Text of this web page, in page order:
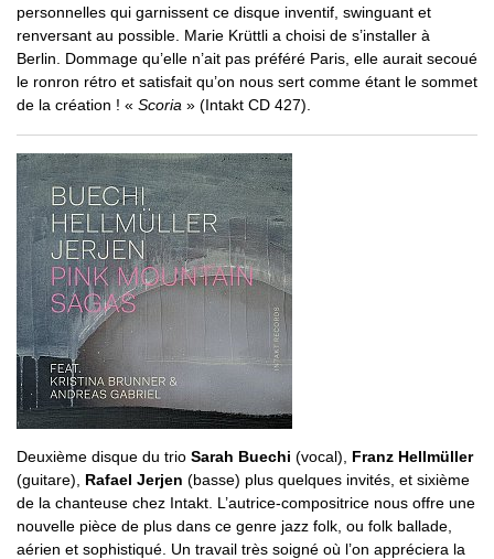
personnelles qui garnissent ce disque inventif, swinguant et
renversant au possible. Marie Krüttli a choisi de s’installer à
Berlin. Dommage qu’elle n’ait pas préféré Paris, elle aurait secoué
le ronron rétro et satisfait qu’on nous sert comme étant le sommet
de la création ! « Scoria » (Intakt CD 427).
Deuxième disque du trio Sarah Buechi (vocal), Franz Hellmüller
(guitare), Rafael Jerjen (basse) plus quelques invités, et sixième
de la chanteuse chez Intakt. L’autrice-compositrice nous offre une
nouvelle pièce de plus dans ce genre jazz folk, ou folk ballade,
aérien et sophistiqué. Un travail très soigné où l’on appréciera la